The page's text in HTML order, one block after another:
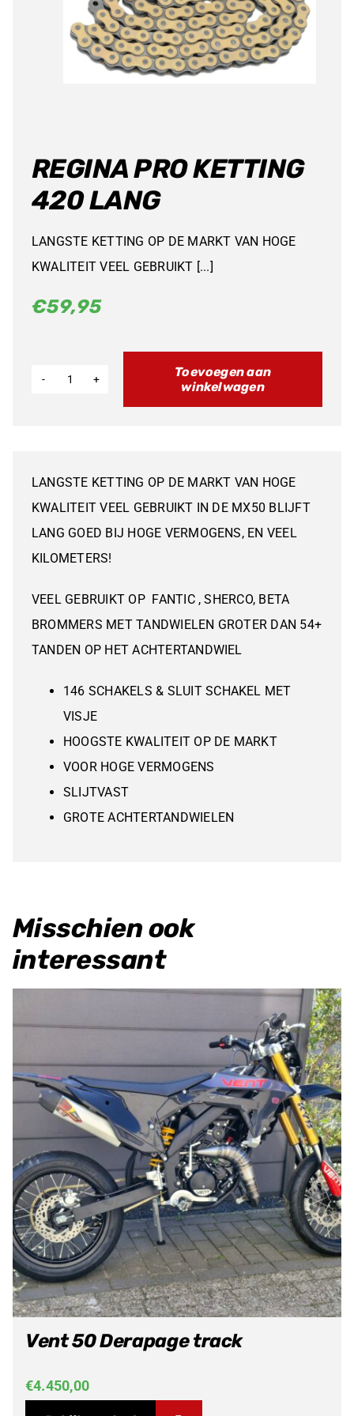
REGINA PRO KETTING
420 LANG
LANGSTE KETTING OP DE MARKT VAN HOGE
KWALITEIT VEEL GEBRUIKT [...]
€59,95
LANG
aantal
Toevoegen aan
winkelwagen
LANGSTE KETTING OP DE MARKT VAN HOGE
KWALITEIT VEEL GEBRUIKT IN DE MX50 BLIJFT
LANG GOED BIJ HOGE VERMOGENS, EN VEEL
KILOMETERS!
VEEL GEBRUIKT OP FANTIC , SHERCO, BETA
BROMMERS MET TANDWIELEN GROTER DAN 54+
TANDEN OP HET ACHTERTANDWIEL
146 SCHAKELS & SLUIT SCHAKEL MET
VISJE
HOOGSTE KWALITEIT OP DE MARKT
VOOR HOGE VERMOGENS
SLIJTVAST
GROTE ACHTERTANDWIELEN
Misschien ook
interessant
Vent 50 Derapage track
€4.450,00